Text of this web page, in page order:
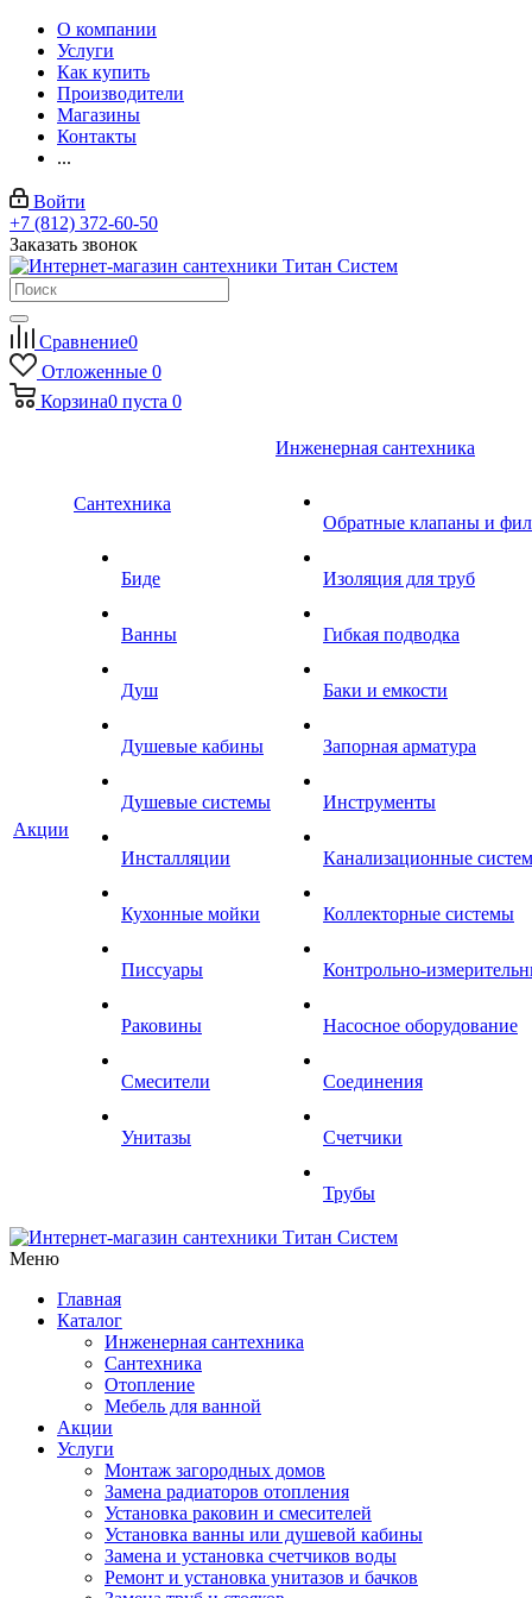
О компании
Услуги
Как купить
Производители
Магазины
Контакты
...
Войти
+7 (812) 372-60-50
Заказать звонок
Сравнение0
Отложенные 0
Корзина0 пуста 0
Акции
Сантехника
Биде
Ванны
Душ
Душевые кабины
Душевые системы
Инсталляции
Кухонные мойки
Писсуары
Раковины
Смесители
Унитазы
Инженерная сантехника
Обратные клапаны и
Изоляция для труб
Гибкая подводка
Баки и емкости
Запорная арматура
Инструменты
Канализационные
Коллекторные системы
Контрольно-
Насосное оборудование
Соединения
Счетчики
Трубы
Меню
Главная
Каталог
Инженерная сантехника
Сантехника
Отопление
Мебель для ванной
Акции
Услуги
Монтаж загородных домов
Замена радиаторов отопления
Установка раковин и смесителей
Установка ванны или душевой кабины
Замена и установка счетчиков воды
Ремонт и установка унитазов и бачков